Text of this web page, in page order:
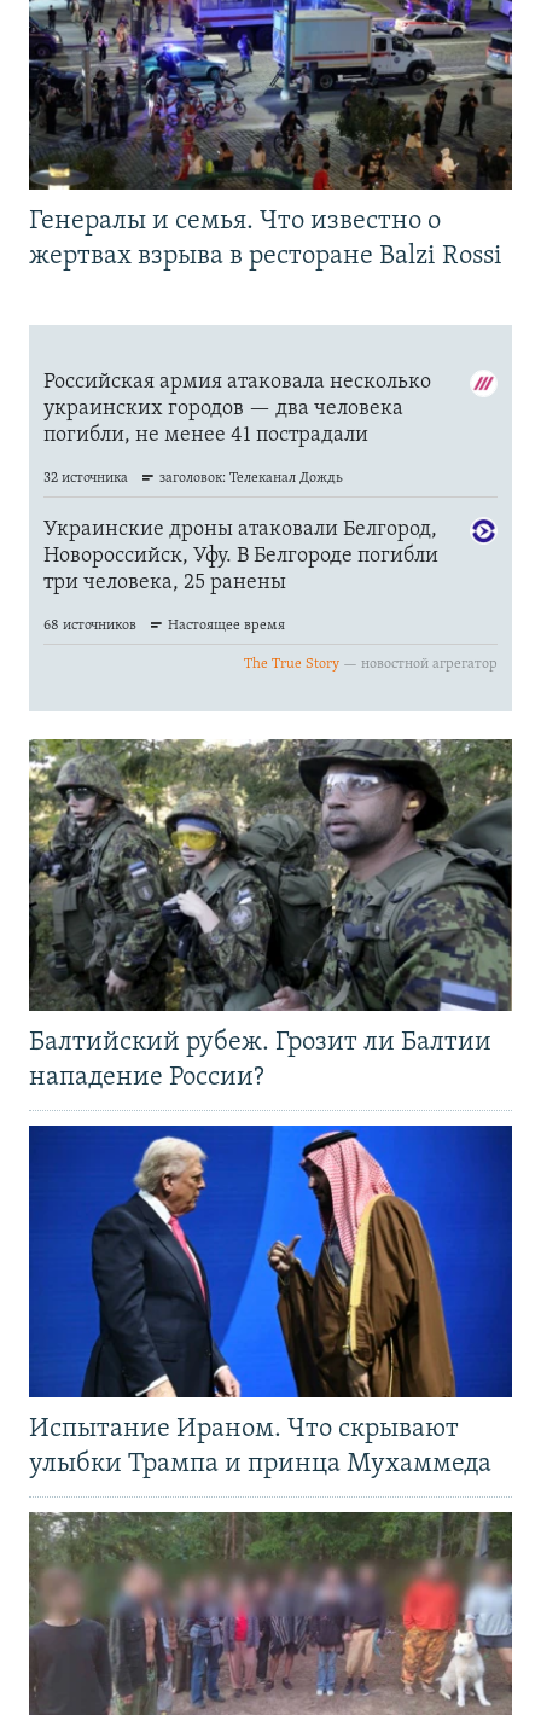
Генералы и семья. Что известно о
жертвах взрыва в ресторане Balzi Rossi
Балтийский рубеж. Грозит ли Балтии
нападение России?
Испытание Ираном. Что скрывают
улыбки Трампа и принца Мухаммеда